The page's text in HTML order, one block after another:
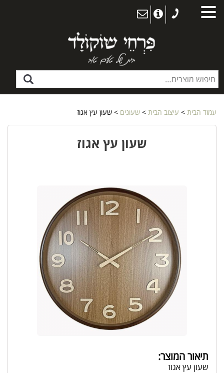
עמוד הבית > עיצוב הבית > שעונים > שעון עץ אגוז
שעון עץ אגוז
תיאור המוצר:
שעון עץ אגוז